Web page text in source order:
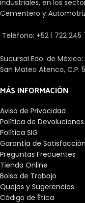
rodamientos facilitan el
desplazamiento entre un
una gran cantidad de
aspectos como las
rodantes o la velocidad.
industriales, en los
Cementero y
Teléfono: +52 1 722 245
Sucursal Edo. de
San Mateo Atenco, C.P.
MÁS INFORMACIÓN
Aviso de Privacidad
Política de Devoluciones
Política SIG
Garantía de Satisfacción
Preguntas Frecuentes
Tienda Online
Bolsa de Trabajo
Quejas y Sugerencias
Código de Ética